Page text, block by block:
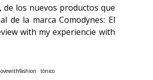
de los nuevos productos que
de la marca Comodynes: El
with my experiencie with
· tónico